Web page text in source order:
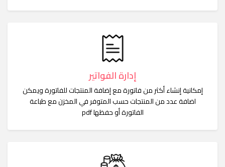
إدارة الفواتير
إمكانية إنشاء أكثر من فاتورة مع إضافة المنتجات للفاتورة ويمكن
اضافة عدد من المنتجات حسب المتوفر في المخزن مع طباعة
الفاتورة أو حفظها pdf